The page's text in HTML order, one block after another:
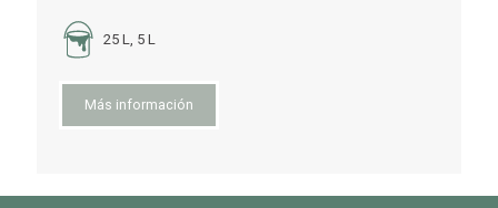
25 L, 5 L
Más información